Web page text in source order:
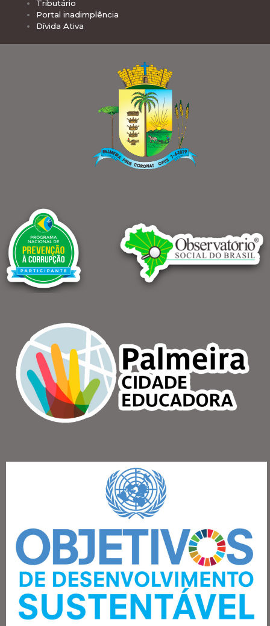
Tributário
Portal inadimplência
Dívida Ativa